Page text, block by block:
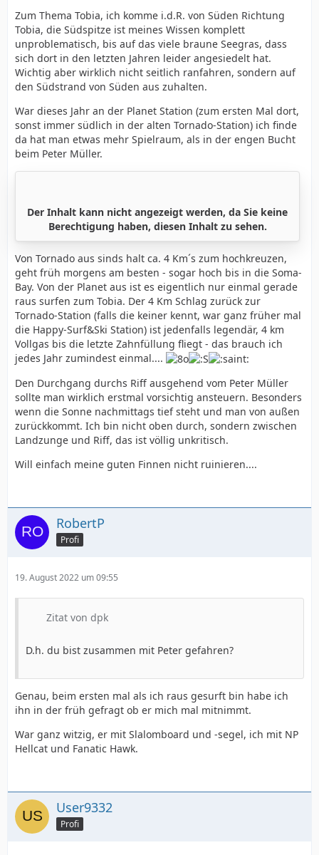
Zum Thema Tobia, ich komme i.d.R. von Süden Richtung
Tobia, die Südspitze ist meines Wissen komplett
unproblematisch, bis auf das viele braune Seegras, dass
sich dort in den letzten Jahren leider angesiedelt hat.
Wichtig aber wirklich nicht seitlich ranfahren, sondern auf
den Südstrand von Süden aus zuhalten.
War dieses Jahr an der Planet Station (zum ersten Mal dort,
sonst immer südlich in der alten Tornado-Station) ich finde
da hat man etwas mehr Spielraum, als in der engen Bucht
beim Peter Müller.
Der Inhalt kann nicht angezeigt werden, da Sie keine
Berechtigung haben, diesen Inhalt zu sehen.
Von Tornado aus sinds halt ca. 4 Km´s zum hochkreuzen,
geht früh morgens am besten - sogar hoch bis in die Soma-
Bay. Von der Planet aus ist es eigentlich nur einmal gerade
raus surfen zum Tobia. Der 4 Km Schlag zurück zur
Tornado-Station (falls die keiner kennt, war ganz früher mal
die Happy-Surf&Ski Station) ist jedenfalls legendär, 4 km
Vollgas bis die letzte Zahnfüllung fliegt - das brauch ich
jedes Jahr zumindest einmal....
Den Durchgang durchs Riff ausgehend vom Peter Müller
sollte man wirklich erstmal vorsichtig ansteuern. Besonders
wenn die Sonne nachmittags tief steht und man von außen
zurückkommt. Ich bin nicht oben durch, sondern zwischen
Landzunge und Riff, das ist völlig unkritisch.
Will einfach meine guten Finnen nicht ruinieren....
RobertP
Profi
19. August 2022 um 09:55
Zitat von dpk
D.h. du bist zusammen mit Peter gefahren?
Genau, beim ersten mal als ich raus gesurft bin habe ich
ihn in der früh gefragt ob er mich mal mitnimmt.
War ganz witzig, er mit Slalomboard und -segel, ich mit NP
Hellcat und Fanatic Hawk.
User9332
Profi